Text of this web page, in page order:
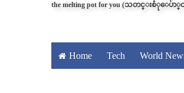
the melting pot for you (သတင္းစံုေပ်ာ္
Home Tech World